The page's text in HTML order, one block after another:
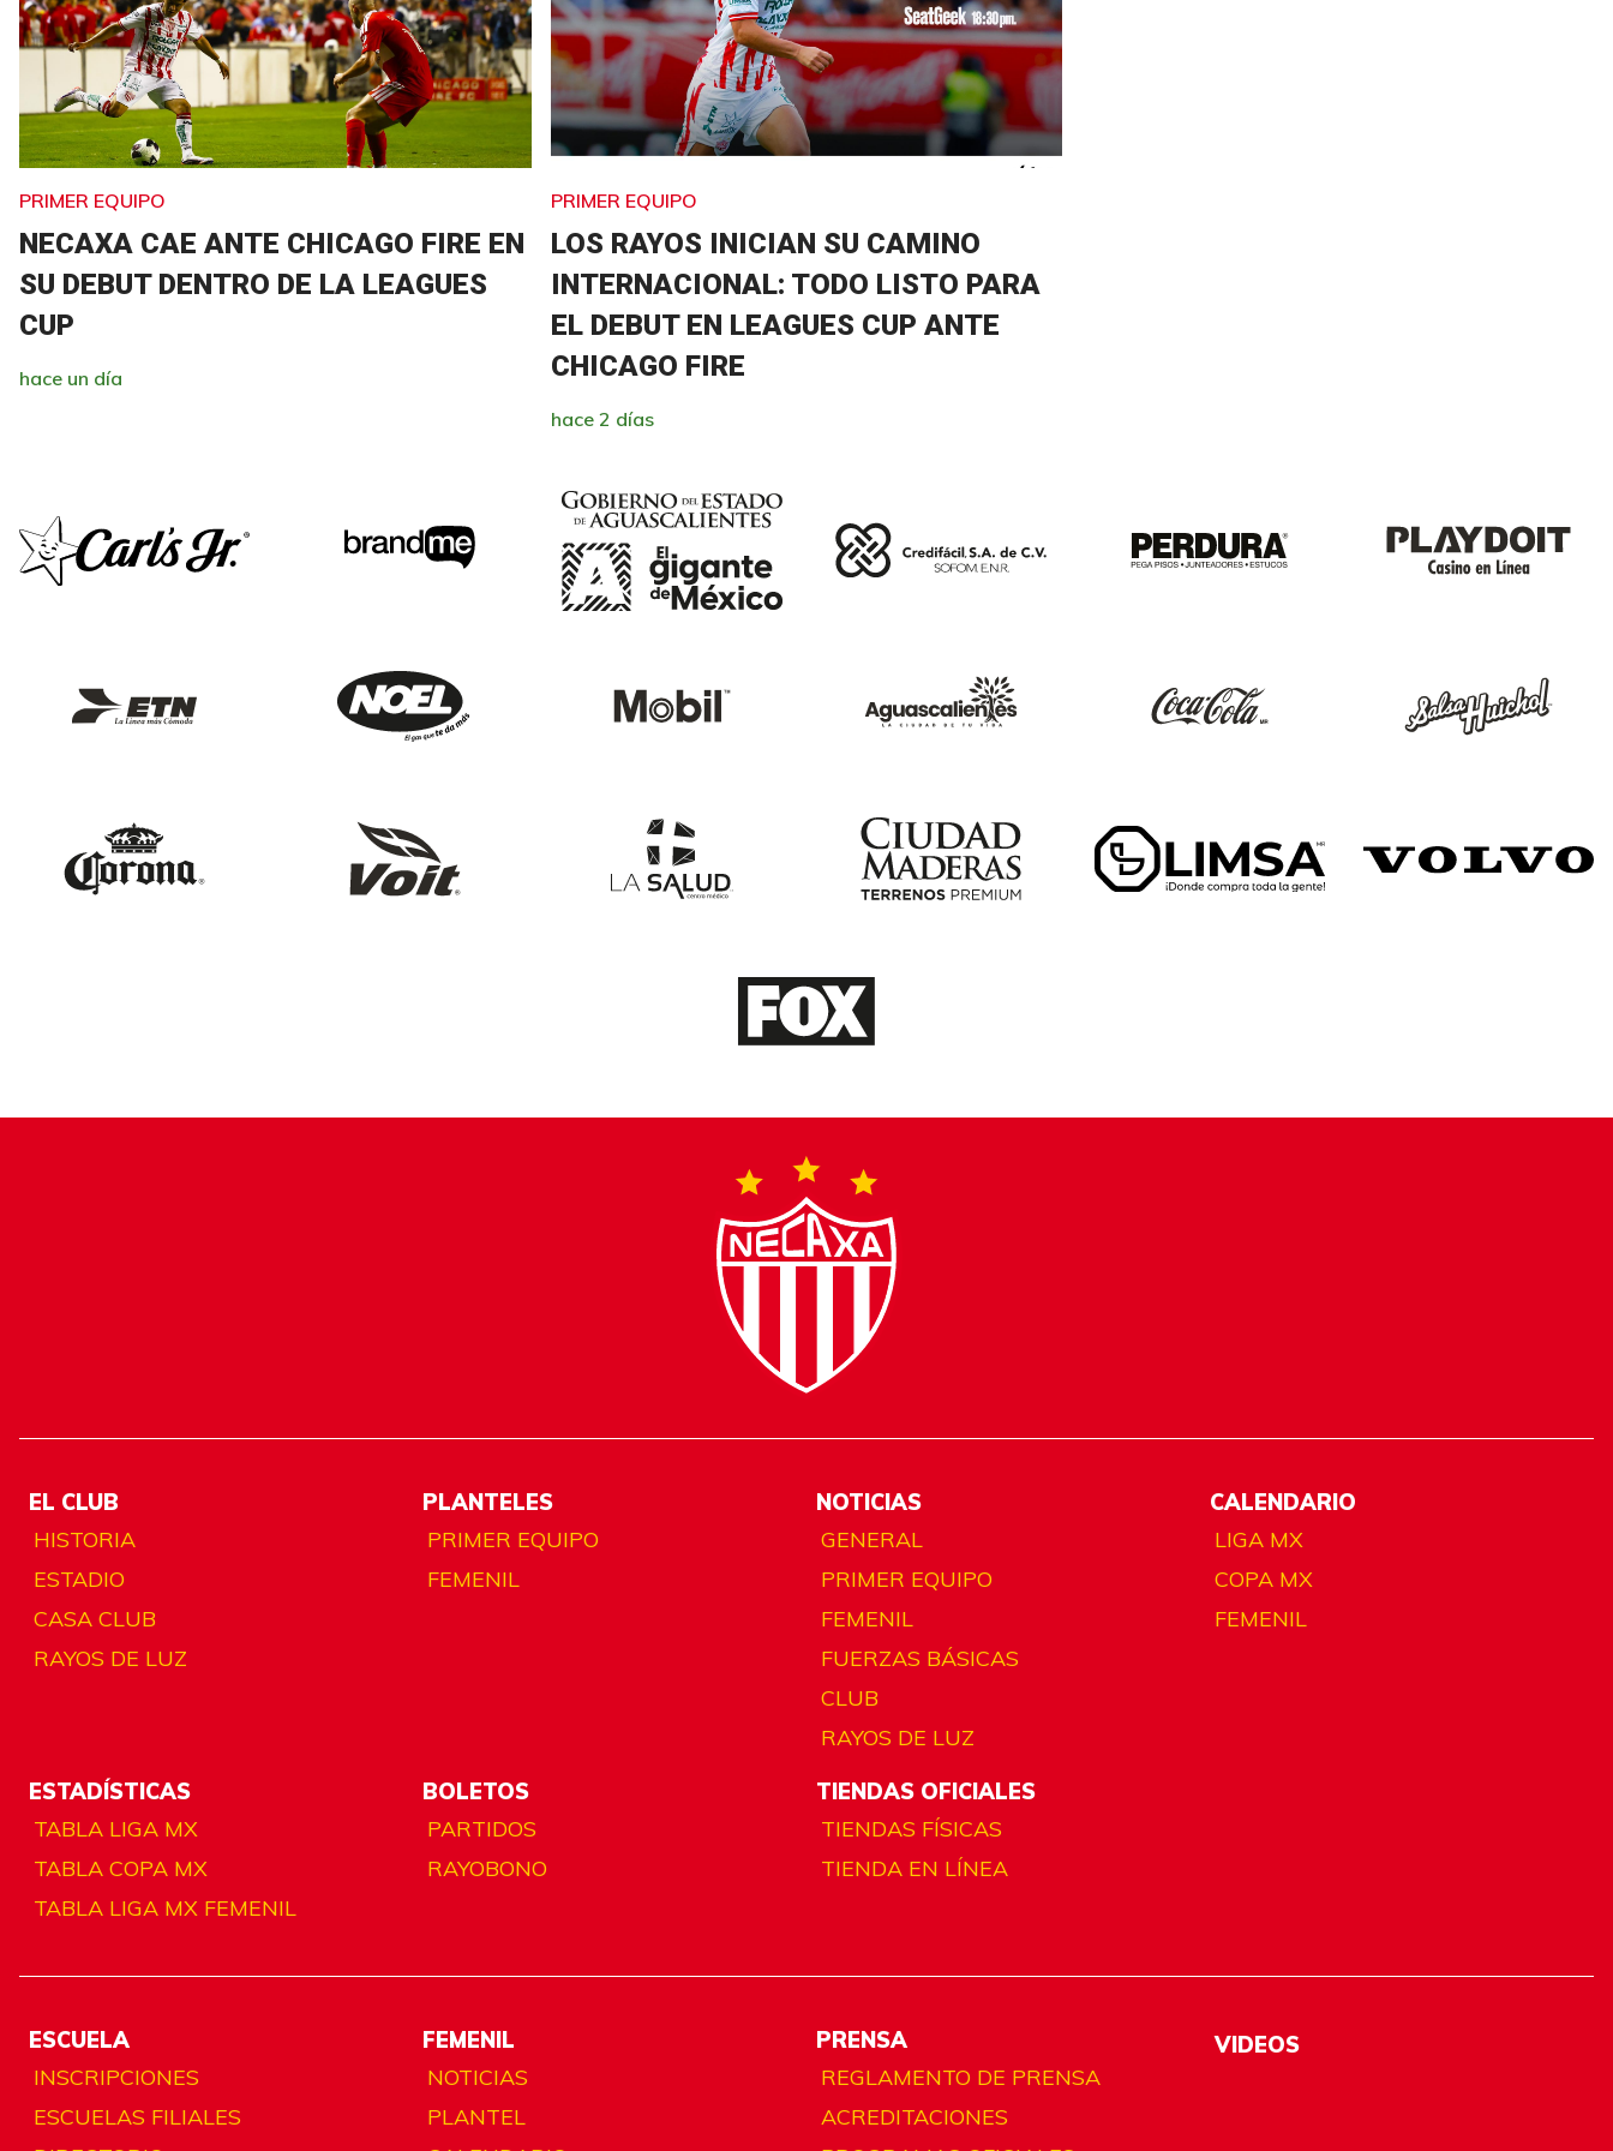
PRIMER EQUIPO
NECAXA CAE ANTE CHICAGO FIRE EN
SU DEBUT DENTRO DE LA LEAGUES
CUP
hace un día
PRIMER EQUIPO
LOS RAYOS INICIAN SU CAMINO
INTERNACIONAL: TODO LISTO PARA
EL DEBUT EN LEAGUES CUP ANTE
CHICAGO FIRE
hace 2 días
EL CLUB
HISTORIA
ESTADIO
CASA CLUB
RAYOS DE LUZ
PLANTELES
PRIMER EQUIPO
FEMENIL
NOTICIAS
GENERAL
PRIMER EQUIPO
FEMENIL
FUERZAS BÁSICAS
CLUB
RAYOS DE LUZ
CALENDARIO
LIGA MX
COPA MX
FEMENIL
ESTADÍSTICAS
TABLA LIGA MX
TABLA COPA MX
TABLA LIGA MX FEMENIL
BOLETOS
PARTIDOS
RAYOBONO
TIENDAS OFICIALES
TIENDAS FÍSICAS
TIENDA EN LÍNEA
ESCUELA
INSCRIPCIONES
ESCUELAS FILIALES
FEMENIL
NOTICIAS
PLANTEL
PRENSA
REGLAMENTO DE PRENSA
ACREDITACIONES
VIDEOS